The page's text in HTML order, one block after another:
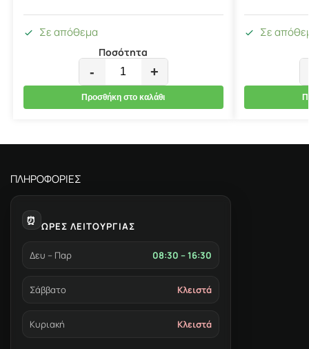
Σε απόθεμα
Ποσότητα
- +
Προσθήκη στο καλάθι
Σε
ΠΛΗΡΟΦΟΡΙΕΣ
⏰ ΩΡΕΣ ΛΕΙΤΟΥΡΓΙΑΣ
Δευ – Παρ 08:30 – 16:30
Σάββατο Κλειστά
Κυριακή Κλειστά